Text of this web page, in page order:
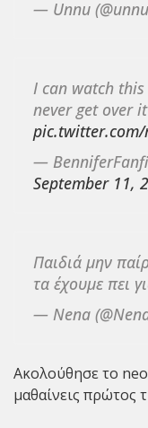
— Unnu
I can watch
never get over
pic.twitter.com/
—
September 11,
Παιδιά μην
τα έχουμε πει
— Nena
Ακολούθησε το
μαθαίνεις πρώτος